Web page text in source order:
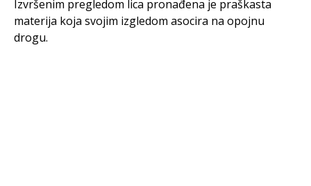
Izvršenim pregledom lica pronađena je praškasta
materija koja svojim izgledom asocira na opojnu
drogu.